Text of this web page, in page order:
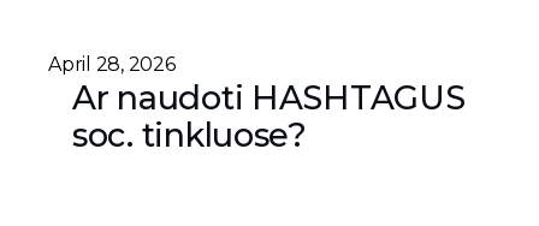
April 28, 2026
Ar naudoti HASHTAGUS
soc. tinkluose?